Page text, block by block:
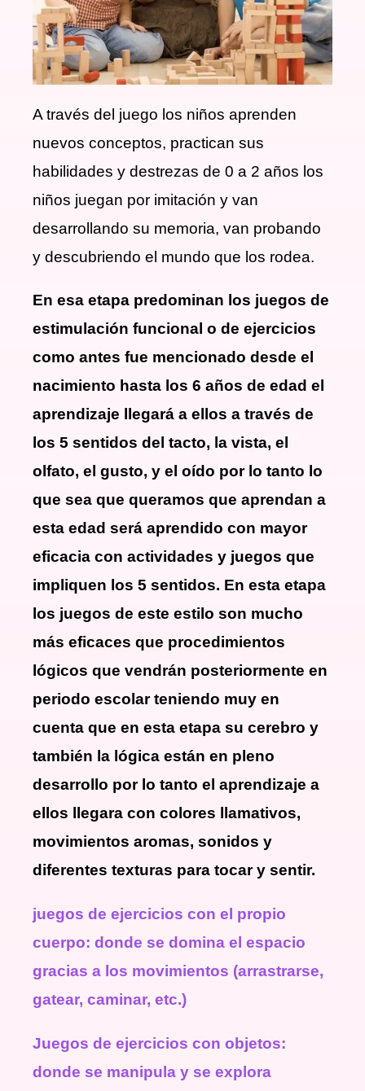
A través del juego los niños aprenden
nuevos conceptos, practican sus
habilidades y destrezas de 0 a 2 años los
niños juegan por imitación y van
desarrollando su memoria, van probando
y descubriendo el mundo que los rodea.
En esa etapa predominan los juegos de
estimulación funcional o de ejercicios
como antes fue mencionado desde el
nacimiento hasta los 6 años de edad el
aprendizaje llegará a ellos a través de
los 5 sentidos del tacto, la vista, el
olfato, el gusto, y el oído por lo tanto lo
que sea que queramos que aprendan a
esta edad será aprendido con mayor
eficacia con actividades y juegos que
impliquen los 5 sentidos. En esta etapa
los juegos de este estilo son mucho
más eficaces que procedimientos
lógicos que vendrán posteriormente en
periodo escolar teniendo muy en
cuenta que en esta etapa su cerebro y
también la lógica están en pleno
desarrollo por lo tanto el aprendizaje a
ellos llegara con colores llamativos,
movimientos aromas, sonidos y
diferentes texturas para tocar y sentir.
juegos de ejercicios con el propio
cuerpo: donde se domina el espacio
gracias a los movimientos (arrastrarse,
gatear, caminar, etc.)
Juegos de ejercicios con objetos:
donde se manipula y se explora